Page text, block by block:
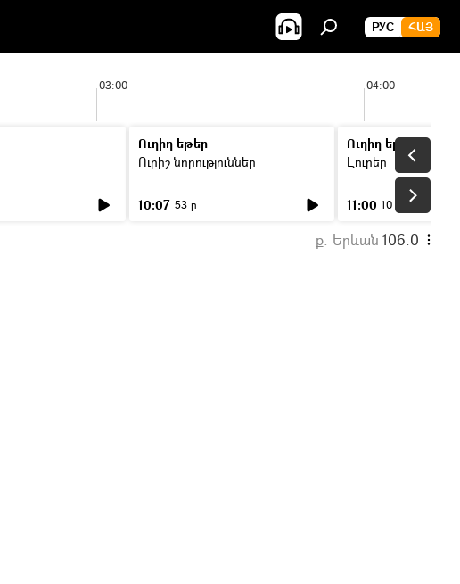
РУС ՀԱՅ
03:00 04:00
Ուղիղ եթեր
Ուրիշ նորություններ
10:07 53 ր
Ուղիղ եթեր
Լուրեր
11:00 10 ր
ք. Երևան 106.0